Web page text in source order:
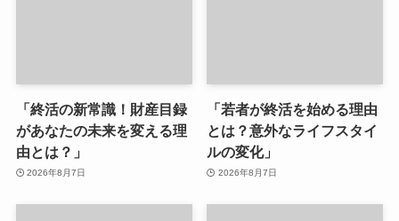
「終活の新常識！財産目録
があなたの未来を変える理
由とは？」
2026年8月7日
「若者が終活を始める理由
とは？意外なライフスタイ
ルの変化」
2026年8月7日